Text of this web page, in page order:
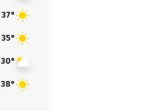
37°
35°
30°
38°